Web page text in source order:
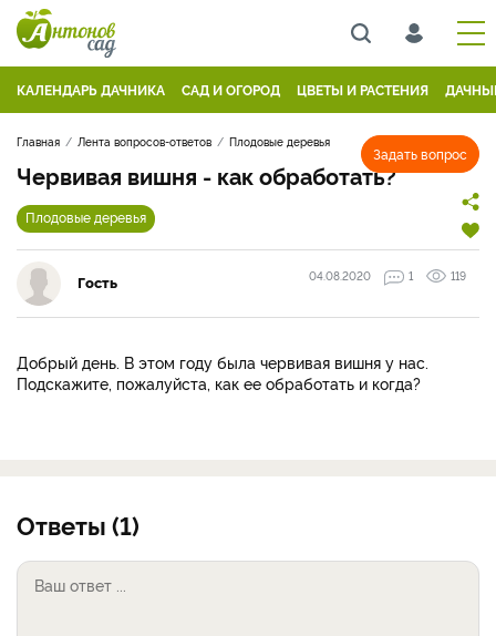
КАЛЕНДАРЬ ДАЧНИКА САД И ОГОРОД ЦВЕТЫ И РАСТЕНИЯ
Задать вопрос
Главная Лента вопросов-ответов Плодовые деревья
Червивая вишня - как обработать?
Плодовые деревья
Гость 04.08.2020 1 119
Добрый день. В этом году была червивая вишня у нас.
Подскажите, пожалуйста, как ее обработать и когда?
Ответы (1)